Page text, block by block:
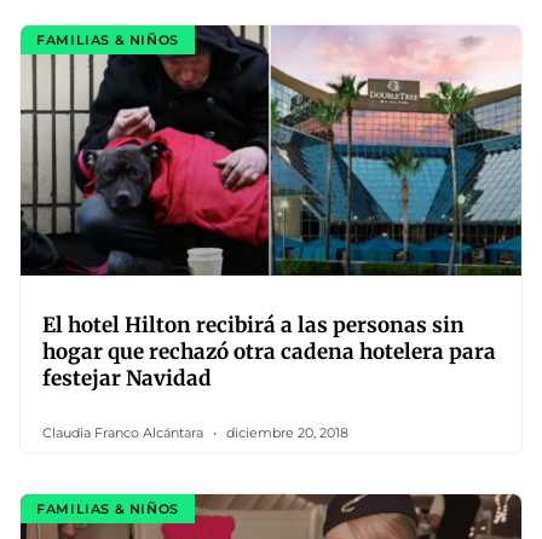
FAMILIAS & NIÑOS
El hotel Hilton recibirá a las personas sin
hogar que rechazó otra cadena hotelera para
festejar Navidad
Claudia Franco Alcántara diciembre 20, 2018
FAMILIAS & NIÑOS